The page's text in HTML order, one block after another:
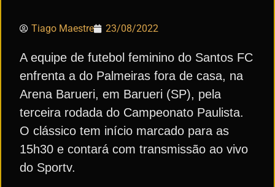
Tiago Maestre 23/08/2022
A equipe de futebol feminino do Santos FC
enfrenta a do Palmeiras fora de casa, na
Arena Barueri, em Barueri (SP), pela
terceira rodada do Campeonato Paulista.
O clássico tem início marcado para as
15h30 e contará com transmissão ao vivo
do Sportv.